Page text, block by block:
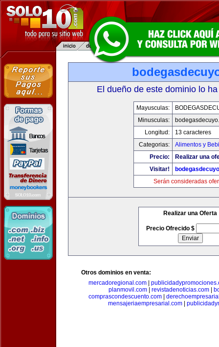
El dueño de este dominio lo
Mayusculas:
Minusculas:
Longitud:
13 caracteres
Categorias:
Alimentos y
Precio:
Realizar una
Visitar!
Serán consideradas
Realizar una Oferta
Precio Ofrecido $
Otros dominios en venta:
mercadoregional.com
planmovil.com| revistadenoticias.com|
comprascondescuento.com
mensajeriaempresarial.com|